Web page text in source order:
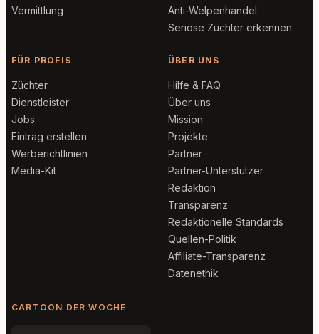
Vermittlung
Anti-Welpenhandel
Seriöse Züchter erkennen
FÜR PROFIS
Züchter
Dienstleister
Jobs
Eintrag erstellen
Werberichtlinien
Media-Kit
ÜBER UNS
Hilfe & FAQ
Über uns
Mission
Projekte
Partner
Partner-Unterstützer
Redaktion
Transparenz
Redaktionelle Standards
Quellen-Politik
Affiliate-Transparenz
Datenethik
CARTOON DER WOCHE